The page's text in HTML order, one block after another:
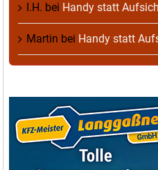
I.H. bei Handy statt
Martin bei Handy statt